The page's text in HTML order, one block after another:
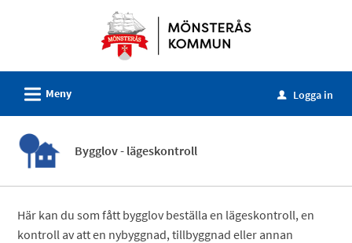
tjänster
Mönsterås
kommun
L Meny u Logga in
Bygglov - lägeskontroll
Här kan du som fått bygglov beställa en lägeskontroll, en
kontroll av att en nybyggnad, tillbyggnad eller annan